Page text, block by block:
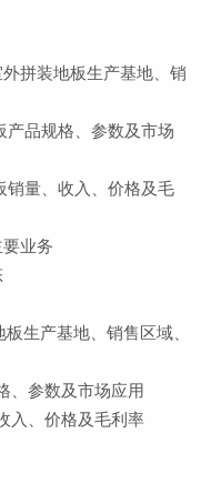
外拼装地板生产基地、销
产品规格、参数及市场
销量、收入、价格及毛
要业务
生产基地、销售区域、
、参数及市场应用
入、价格及毛利率